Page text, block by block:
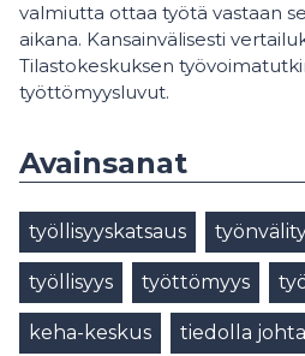
valmiutta ottaa työtä vastaan
aikana. Kansainvälisesti
Tilastokeskuksen
työttömyysluvut.
Avainsanat
työllisyyskatsaus
työllisyys työttömyys
keha-keskus tiedolla